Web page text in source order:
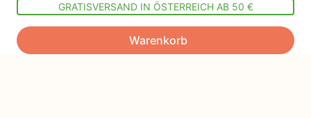
GRATISVERSAND IN ÖSTERREICH AB 50 €
Warenkorb